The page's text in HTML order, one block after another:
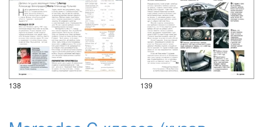
138 139